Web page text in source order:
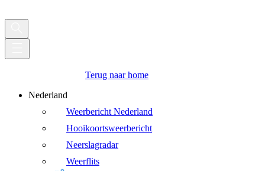
Terug naar home
Nederland
Weerbericht Nederland
Hooikoortsweerbericht
Neerslagradar
Weerflits